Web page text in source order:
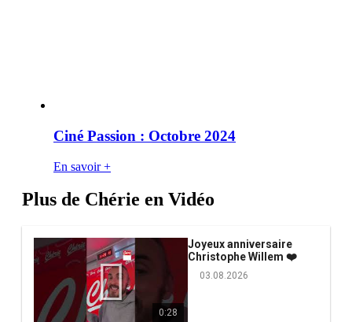
Ciné Passion : Octobre 2024
En savoir +
Plus de Chérie en Vidéo
0:28
Joyeux anniversaire
Christophe Willem ❤️
03.08.2026